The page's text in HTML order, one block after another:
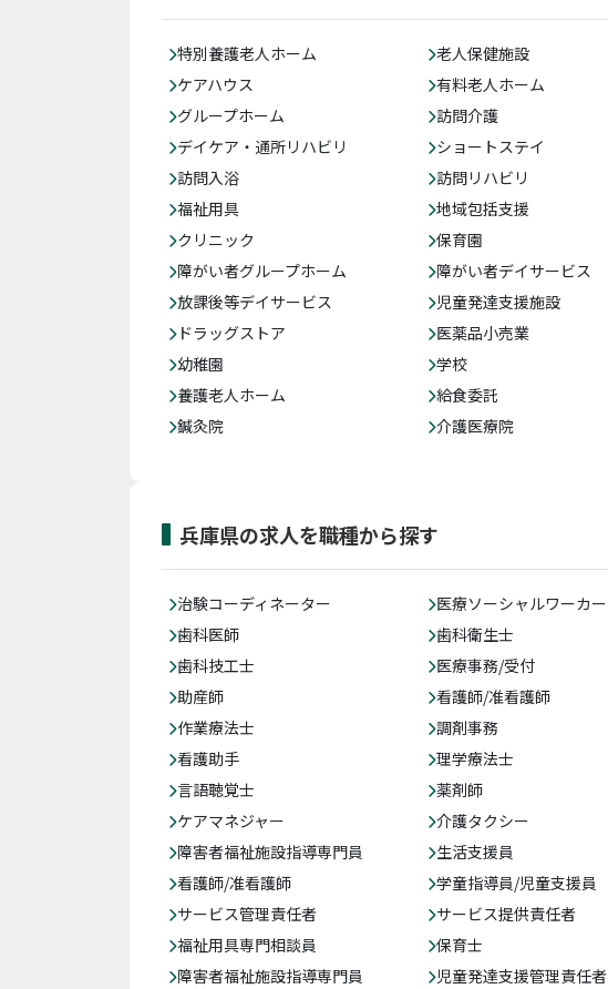
特別養護老人ホーム 老人保健施設
ケアハウス
有料老人ホーム
グループホーム
訪問介護
デイケア・通所リハビリ
ショートステイ
訪問入浴
訪問リハビリ
福祉用具
地域包括支援
クリニック
保育園
障がい者グループホーム
障がい者デイサービス
放課後等デイサービス
児童発達支援施設
ドラッグストア
医薬品小売業
幼稚園
学校
養護老人ホーム
給食委託
鍼灸院
介護医療院
兵庫県の求人を職種から探す
治験コーディネーター 医療ソーシャルワーカー
歯科医師
歯科衛生士
歯科技工士
医療事務/受付
助産師
看護師/准看護師
作業療法士
調剤事務
看護助手
理学療法士
言語聴覚士
薬剤師
ケアマネジャー
介護タクシー
障害者福祉施設指導専門員
生活支援員
看護師/准看護師
学童指導員/児童支援員
サービス管理責任者
サービス提供責任者
福祉用具専門相談員
保育士
障害者福祉施設指導専門員
児童発達支援管理責任者